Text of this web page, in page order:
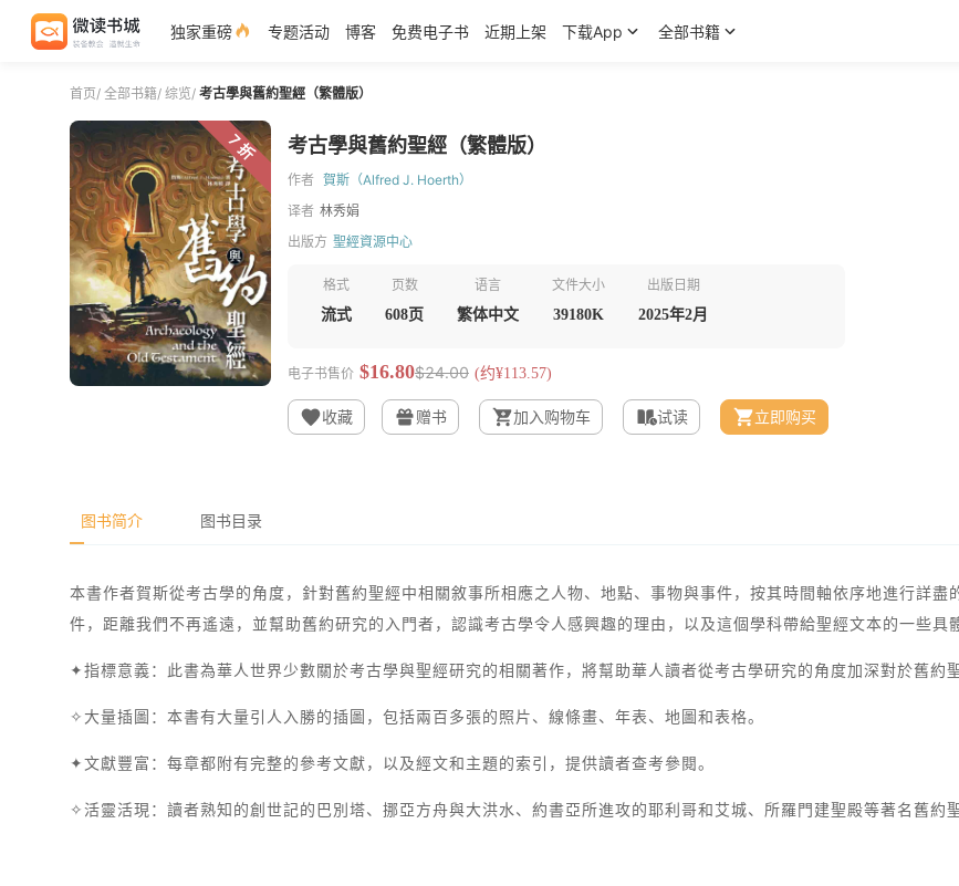
独家重磅 专题活动 博客 免费电子书 近期上架 下载App 全部书籍
首页/ 全部书籍/ 综览/ 考古學與舊約聖經（繁體版）
7 折 考古學與舊約聖經（繁體版）
作者 賀斯（Alfred J. Hoerth）
译者 林秀娟
出版方 聖經資源中心
格式
流式
页数
608页
语言
繁体中文
文件大小
39180K
出版日期
2025年2月
电子书售价 $16.80$24.00 (约¥113.57)
收藏 赠书 加入购物车 试读 立即购买
图书简介 图书目录
本書作者賀斯從考古學的角度，針對舊約聖經中相關敘事所相應之人物、地點、事物與事件，按其時間軸依序地進行詳
件，距離我們不再遙遠，並幫助舊約研究的入門者，認識考古學令人感興趣的理由，以及這個學科帶給聖經文本的一些具
✦指標意義：此書為華人世界少數關於考古學與聖經研究的相關著作，將幫助華人讀者從考古學研究的角度加深對於舊約
✧大量插圖：本書有大量引人入勝的插圖，包括兩百多張的照片、線條畫、年表、地圖和表格。
✦文獻豐富：每章都附有完整的參考文獻，以及經文和主題的索引，提供讀者查考參閱。
✧活靈活現：讀者熟知的創世記的巴別塔、挪亞方舟與大洪水、約書亞所進攻的耶利哥和艾城、所羅門建聖殿等著名舊約